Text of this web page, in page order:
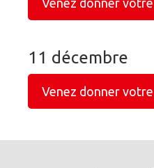
Venez donner votre
11 décembre
Venez donner votre